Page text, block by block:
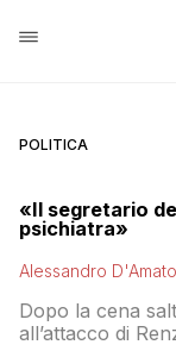
POLITICA
«Il segretario
psichiatra»
Alessandro D'Amato
Dopo la cena
all’attacco di